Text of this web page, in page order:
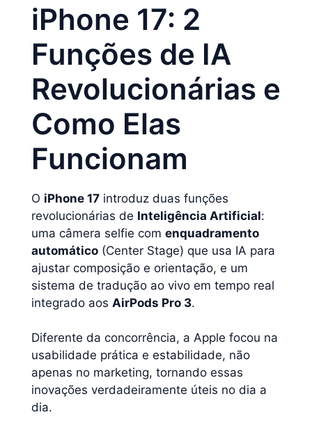
iPhone 17: 2
Funções de IA
Revolucionárias e
Como Elas
Funcionam
O iPhone 17 introduz duas funções
revolucionárias de Inteligência Artificial:
uma câmera selfie com enquadramento
automático (Center Stage) que usa IA para
ajustar composição e orientação, e um
sistema de tradução ao vivo em tempo real
integrado aos AirPods Pro 3.
Diferente da concorrência, a Apple focou na
usabilidade prática e estabilidade, não
apenas no marketing, tornando essas
inovações verdadeiramente úteis no dia a
dia.